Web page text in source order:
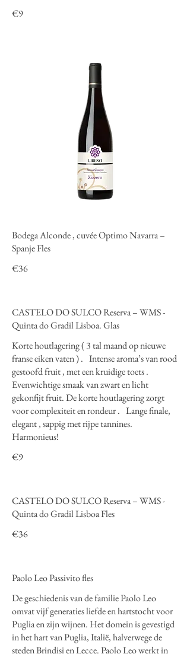
€9
Bodega Alconde , cuvée Optimo Navarra –
Spanje Fles
€36
CASTELO DO SULCO Reserva – WMS -
Quinta do Gradil Lisboa. Glas
Korte houtlagering ( 3 tal maand op nieuwe
franse eiken vaten ) . Intense aroma’s van rood
gestoofd fruit , met een kruidige toets .
Evenwichtige smaak van zwart en licht
gekonfijt fruit. De korte houtlagering zorgt
voor complexiteit en rondeur . Lange finale,
elegant , sappig met rijpe tannines.
Harmonieus!
€9
CASTELO DO SULCO Reserva – WMS -
Quinta do Gradil Lisboa Fles
€36
Paolo Leo Passivito fles
De geschiedenis van de familie Paolo Leo
omvat vijf generaties liefde en hartstocht voor
Puglia en zijn wijnen. Het domein is gevestigd
in het hart van Puglia, Italië, halverwege de
steden Brindisi en Lecce. Paolo Leo werkt in